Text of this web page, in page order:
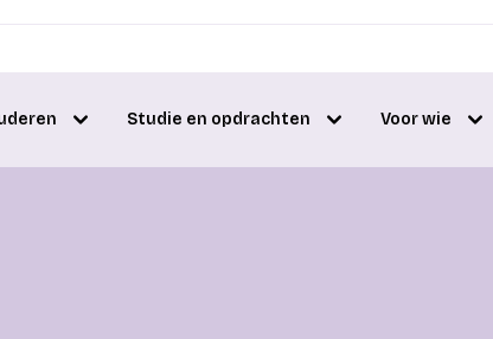
Studie en opdrachten Voor wie